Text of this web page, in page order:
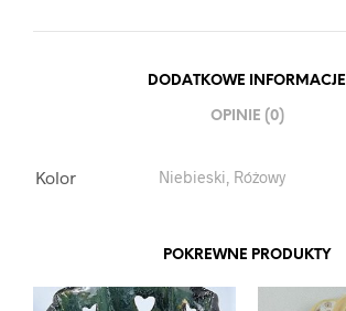
DODATKOWE INFORMACJE
OPINIE (0)
Kolor Niebieski, Różowy
POKREWNE PRODUKTY